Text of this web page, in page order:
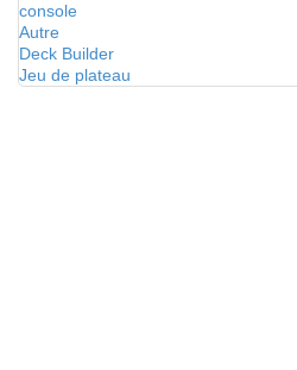
console
Autre
Deck Builder
Jeu de plateau